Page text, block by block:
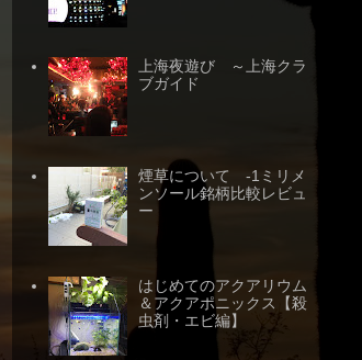
上海夜遊び ～上海クラ
ブガイド
煙草について -1ミリメ
ンソール銘柄比較レビュ
ー
はじめてのアクアリウム
＆アクアポニックス【殺
虫剤・エビ編】